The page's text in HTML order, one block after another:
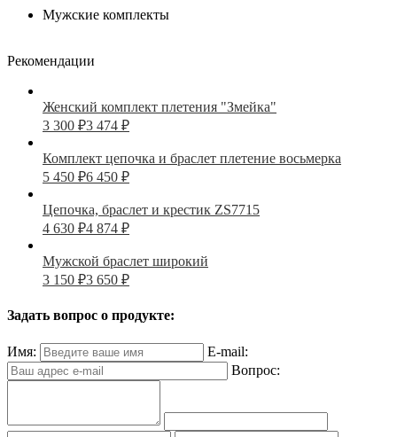
Мужские комплекты
Рекомендации
Женский комплект плетения "Змейка"
3 300 ₽3 474 ₽
Комплект цепочка и браслет плетение восьмерка
5 450 ₽6 450 ₽
Цепочка, браслет и крестик ZS7715
4 630 ₽4 874 ₽
Мужской браслет широкий
3 150 ₽3 650 ₽
Задать вопрос о продукте:
Имя:
E-mail:
Вопрос: